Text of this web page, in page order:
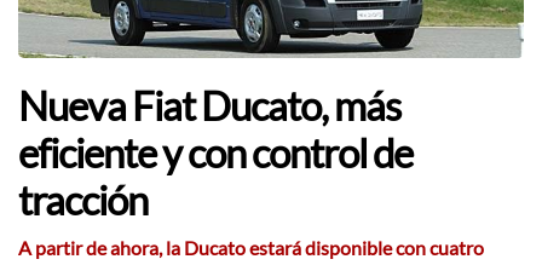
Nueva Fiat Ducato, más
eficiente y con control de
tracción
A partir de ahora, la Ducato estará disponible con cuatro